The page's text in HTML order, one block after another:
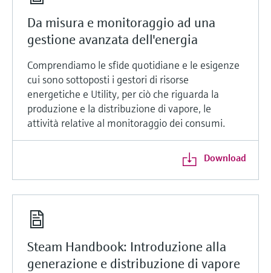
Da misura e monitoraggio ad una
gestione avanzata dell'energia
Comprendiamo le sfide quotidiane e le esigenze
cui sono sottoposti i gestori di risorse
energetiche e Utility, per ciò che riguarda la
produzione e la distribuzione di vapore, le
attività relative al monitoraggio dei consumi.
Download
Steam Handbook: Introduzione alla
generazione e distribuzione di vapore